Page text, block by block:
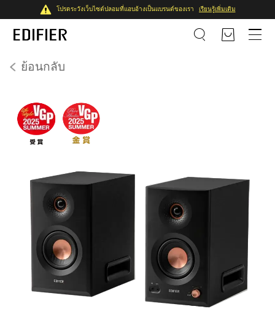
โปรดระวังเว็บไซต์ปลอมที่แอบอ้างเป็นแบรนด์ของเรา เรียนรู้เพิ่มเติม
ย้อนกลับ